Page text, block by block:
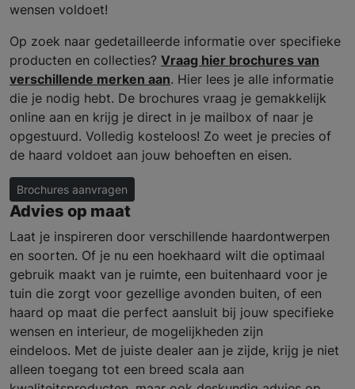
wensen voldoet!
Op zoek naar gedetailleerde informatie over specifieke
producten en collecties? Vraag hier brochures van
verschillende merken aan. Hier lees je alle informatie
die je nodig hebt. De brochures vraag je gemakkelijk
online aan en krijg je direct in je mailbox of naar je
opgestuurd. Volledig kosteloos! Zo weet je precies of
de haard voldoet aan jouw behoeften en eisen.
Brochures aanvragen
Advies op maat
Laat je inspireren door verschillende haardontwerpen
en soorten. Of je nu een hoekhaard wilt die optimaal
gebruik maakt van je ruimte, een buitenhaard voor je
tuin die zorgt voor gezellige avonden buiten, of een
haard op maat die perfect aansluit bij jouw specifieke
wensen en interieur, de mogelijkheden zijn
eindeloos. Met de juiste dealer aan je zijde, krijg je niet
alleen toegang tot een breed scala aan